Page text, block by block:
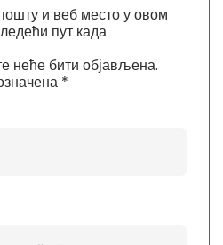
неће бити објављена.
*
и веб место у овом
пут када